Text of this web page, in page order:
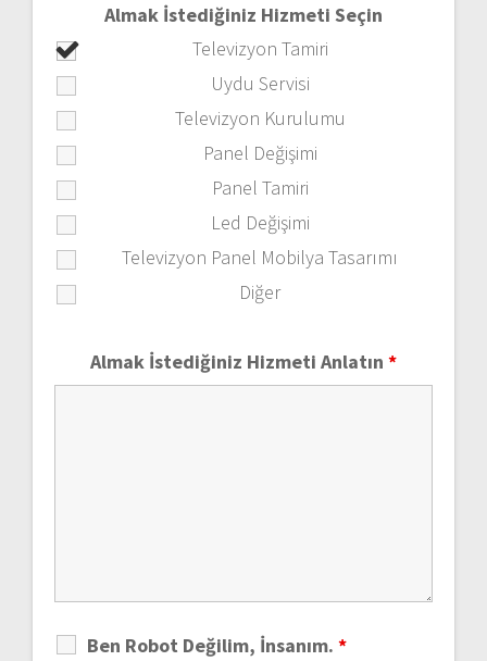
Almak İstediğiniz Hizmeti Seçin
Televizyon Tamiri
Uydu Servisi
Televizyon Kurulumu
Panel Değişimi
Panel Tamiri
Led Değişimi
Televizyon Panel Mobilya Tasarımı
Diğer
Almak İstediğiniz Hizmeti Anlatın *
Ben Robot Değilim, İnsanım. *